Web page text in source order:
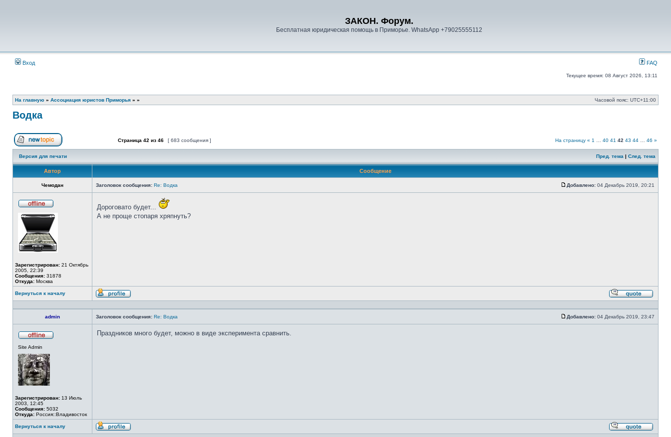
ЗАКОН. Форум.
Бесплатная юридическая помощь в Приморье. WhatsApp +79025555112
Вход FAQ
Текущее время: 08 Август 2026, 13:11
На главную » Ассоциация юристов Приморья » » Часовой пояс: UTC+11:00
Водка
Начать новую тему Ответить на тему
Страница 42 из 46 [ 683 сообщения ] На страницу « 1 40 41 42 43 44 46 »
Версия для печати Пред. тема | След. тема
Автор Сообщение
Чемодан Заголовок сообщения: Re: Водка
Сообщение
Добавлено: 04 Декабрь 2019, 20:21
в
сети
Зарегистрирован: 21 Октябрь
2005, 22:39
Сообщения: 31878
Откуда: Москва
Дороговато будет...
А не проще стопаря хряпнуть?
Вернуться к началу
Профиль
admin
Заголовок сообщения: Re: Водка
Сообщение
Добавлено: 04 Декабрь 2019, 23:47
Site Admin
Зарегистрирован: 13 Июль
2003, 12:45
Сообщения: 5032
Откуда: Россия::Владивосток
Праздников много будет, можно в виде эксперимента сравнить.
Вернуться к началу
Профиль